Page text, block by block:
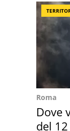
Roma
Dove
del